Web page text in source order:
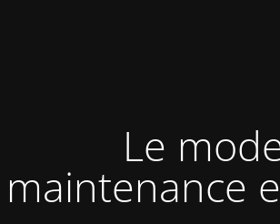
Le
maintenance